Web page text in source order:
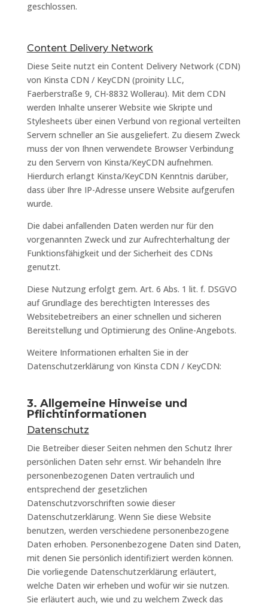
geschlossen.
Content Delivery Network
Diese Seite nutzt ein Content Delivery Network (CDN)
von Kinsta CDN / KeyCDN (proinity LLC,
Faerberstraße 9, CH-8832 Wollerau). Mit dem CDN
werden Inhalte unserer Website wie Skripte und
Stylesheets über einen Verbund von regional verteilten
Servern schneller an Sie ausgeliefert. Zu diesem Zweck
muss der von Ihnen verwendete Browser Verbindung
zu den Servern von Kinsta/KeyCDN aufnehmen.
Hierdurch erlangt Kinsta/KeyCDN Kenntnis darüber,
dass über Ihre IP-Adresse unsere Website aufgerufen
wurde.
Die dabei anfallenden Daten werden nur für den
vorgenannten Zweck und zur Aufrechterhaltung der
Funktionsfähigkeit und der Sicherheit des CDNs
genutzt.
Diese Nutzung erfolgt gem. Art. 6 Abs. 1 lit. f. DSGVO
auf Grundlage des berechtigten Interesses des
Websitebetreibers an einer schnellen und sicheren
Bereitstellung und Optimierung des Online-Angebots.
Weitere Informationen erhalten Sie in der
Datenschutzerklärung von Kinsta CDN / KeyCDN:
3. Allgemeine Hinweise und
Pflichtinformationen
Datenschutz
Die Betreiber dieser Seiten nehmen den Schutz Ihrer
persönlichen Daten sehr ernst. Wir behandeln Ihre
personenbezogenen Daten vertraulich und
entsprechend der gesetzlichen
Datenschutzvorschriften sowie dieser
Datenschutzerklärung. Wenn Sie diese Website
benutzen, werden verschiedene personenbezogene
Daten erhoben. Personenbezogene Daten sind Daten,
mit denen Sie persönlich identifiziert werden können.
Die vorliegende Datenschutzerklärung erläutert,
welche Daten wir erheben und wofür wir sie nutzen.
Sie erläutert auch, wie und zu welchem Zweck das